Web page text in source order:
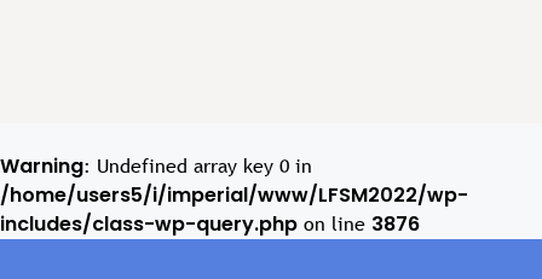
Warning: Undefined array key 0 in
/home/users5/i/imperial/www/LFSM2022/wp-
includes/class-wp-query.php on line 3876